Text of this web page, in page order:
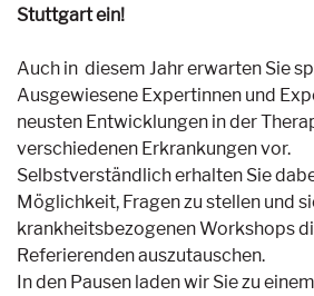
Stuttgart ein!
Auch in diesem Jahr erwarten Sie
Ausgewiesene Expertinnen und
neusten Entwicklungen in der
verschiedenen Erkrankungen vor.
Selbstverständlich erhalten Sie
Möglichkeit, Fragen zu stellen und
krankheitsbezogenen Workshops
Referierenden auszutauschen.
In den Pausen laden wir Sie zu